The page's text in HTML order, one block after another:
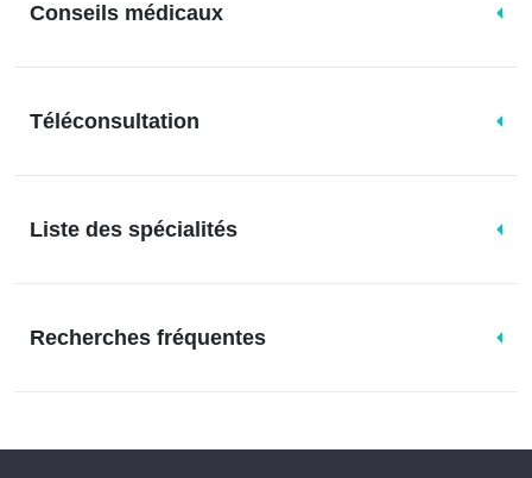
Conseils médicaux
Téléconsultation
Liste des spécialités
Recherches fréquentes